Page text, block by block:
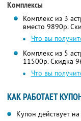
Комплексы
Комплекс из 3
вместо 9890р.
Что вы
Комплекс из 5
11500р. Скидка
Что вы
КАК РАБОТАЕТ
Купон действует